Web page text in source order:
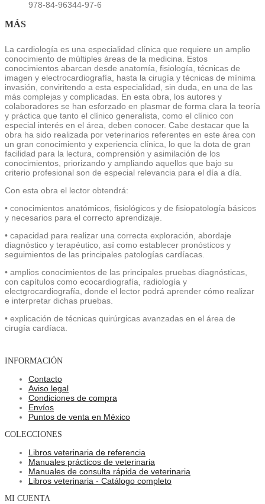
978-84-96344-97-6
MÁS
La cardiología es una especialidad clínica que requiere un amplio
conocimiento de múltiples áreas de la medicina. Estos
conocimientos abarcan desde anatomía, fisiología, técnicas de
imagen y electrocardiografía, hasta la cirugía y técnicas de mínima
invasión, conviritendo a esta especialidad, sin duda, en una de las
más complejas y complicadas. En esta obra, los autores y
colaboradores se han esforzado en plasmar de forma clara la teoría
y práctica que tanto el clínico generalista, como el clínico con
especial interés en el área, deben conocer. Cabe destacar que la
obra ha sido realizada por veterinarios referentes en este área con
un gran conocimiento y experiencia clínica, lo que la dota de gran
facilidad para la lectura, comprensión y asimilación de los
conocimientos, priorizando y ampliando aquellos que bajo su
criterio profesional son de especial relevancia para el día a día.
Con esta obra el lector obtendrá:
• conocimientos anatómicos, fisiológicos y de fisiopatología básicos
y necesarios para el correcto aprendizaje.
• capacidad para realizar una correcta exploración, abordaje
diagnóstico y terapéutico, así como establecer pronósticos y
seguimientos de las principales patologías cardíacas.
• amplios conocimientos de las principales pruebas diagnósticas,
con capítulos como ecocardiografía, radiología y
electgrocardiografía, donde el lector podrá aprender cómo realizar
e interpretar dichas pruebas.
• explicación de técnicas quirúrgicas avanzadas en el área de
cirugía cardíaca.
INFORMACIÓN
Contacto
Aviso legal
Condiciones de compra
Envíos
Puntos de venta en México
COLECCIONES
Libros veterinaria de referencia
Manuales prácticos de veterinaria
Manuales de consulta rápida de veterinaria
Libros veterinaria - Catálogo completo
MI CUENTA